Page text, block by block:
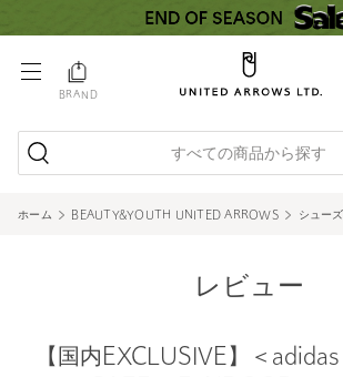
BRAND
すべての商品から探す
ホーム BEAUTY&YOUTH UNITED ARROWS シューズ
レビュー
【国内EXCLUSIVE】＜